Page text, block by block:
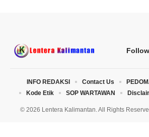
© 2026 Lentera Kalimantan. All Rights
INFO REDAKSI Contact Us
Kode Etik
SOP WARTAWAN